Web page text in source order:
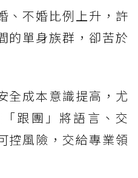
、不婚比例上升，許
的單身族群，卻苦於
全成本意識提高，尤
跟團」將語言、交
控風險，交給專業領